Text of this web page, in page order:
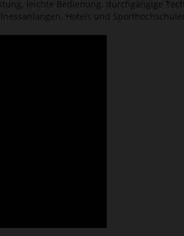
leichte Bedienung, durchgängige
Hotels und